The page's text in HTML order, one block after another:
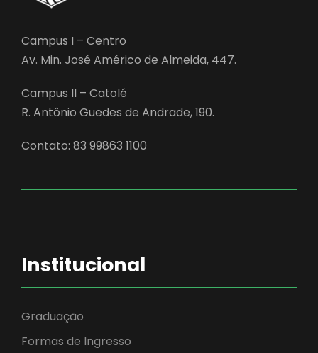
Campus I – Centro
Av. Min. José Américo de Almeida, 447.
Campus II – Catolé
R. Antônio Guedes de Andrade, 190.
Contato: 83 99863 1100
Institucional
Graduação
Formas de Ingresso